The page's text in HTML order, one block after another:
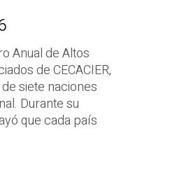
Anual de Altos
de CECACIER,
siete naciones
Durante su
que cada país